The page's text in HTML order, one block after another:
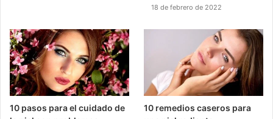
18 de febrero de 2022
10 pasos para el cuidado de
10 remedios caseros para